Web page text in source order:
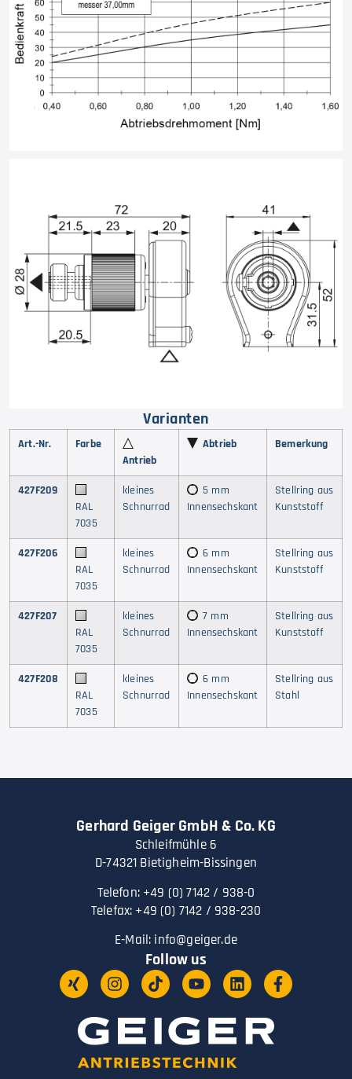
Varianten
Art.-Nr.
Farbe
Antrieb
Abtrieb Bemerkung
427F209
RAL
7035
kleines
Schnurrad
5 mm
Innensechskant
Stellring aus
Kunststoff
427F206
RAL
7035
kleines
Schnurrad
6 mm
Innensechskant
Stellring aus
Kunststoff
427F207
RAL
7035
kleines
Schnurrad
7 mm
Innensechskant
Stellring aus
Kunststoff
427F208
RAL
7035
kleines
Schnurrad
6 mm
Innensechskant
Stellring aus
Stahl
Gerhard Geiger GmbH & Co. KG
Schleifmühle 6
D-74321 Bietigheim-Bissingen
Telefon: +49 (0) 7142 / 938-0
Telefax: +49 (0) 7142 / 938-230
E-Mail: info@geiger.de
Follow us